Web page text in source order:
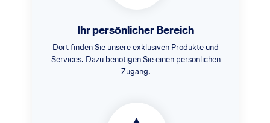
Ihr persönlicher Bereich
Dort finden Sie unsere exklusiven Produkte und
Services. Dazu benötigen Sie einen persönlichen
Zugang.